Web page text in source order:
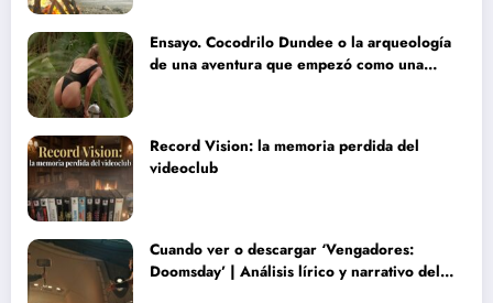
Ensayo. Cocodrilo Dundee o la arqueología
de una aventura que empezó como una
Record Vision: la memoria perdida del
videoclub
Cuando ver o descargar ‘Vengadores:
Doomsday’ | Análisis lírico y narrativo del